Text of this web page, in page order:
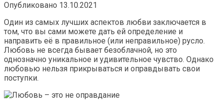
Опубликовано 13.10.2021
Один из самых лучших аспектов любви заключается в
том, что вы сами можете дать ей определение и
направить её в правильное (или неправильное) русло.
Любовь не всегда бывает безоблачной, но это
однозначно уникальное и удивительное чувство. Однако
любовью нельзя прикрываться и оправдывать свои
поступки.